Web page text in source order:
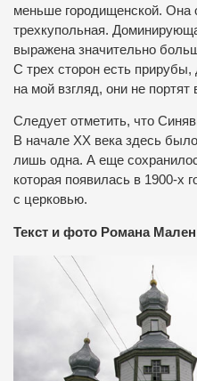
меньше городищенской. Она
трехкупольная.
выражена значительно
С трех сторон есть
на мой взгляд, они не портят
Следует отметить, что
В начале ХХ века здесь
лишь одна. А еще
которая появилась в 1900-х
с церковью.
Текст и фото Романа